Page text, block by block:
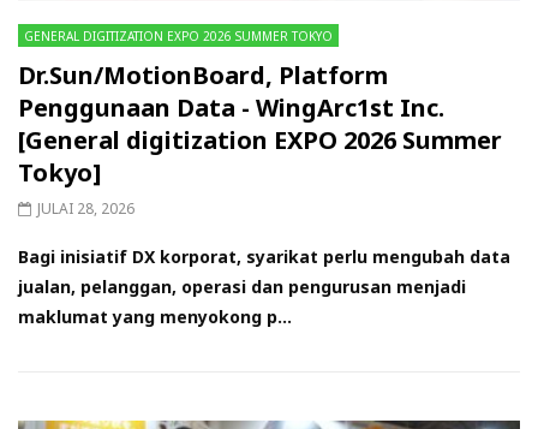
GENERAL DIGITIZATION EXPO 2026 SUMMER TOKYO
Dr.Sun/MotionBoard, Platform
Penggunaan Data - WingArc1st Inc.
[General digitization EXPO 2026 Summer
Tokyo]
JULAI 28, 2026
Bagi inisiatif DX korporat, syarikat perlu mengubah data
jualan, pelanggan, operasi dan pengurusan menjadi
maklumat yang menyokong p...